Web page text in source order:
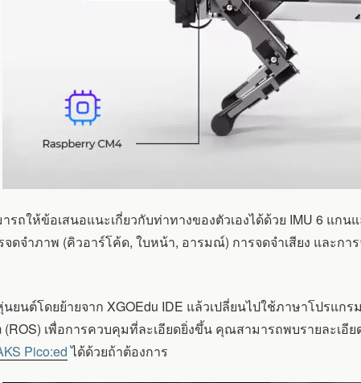
ถให้ข้อเสนอแนะเกี่ยวกับท่าทางของตัวเองได้ด้วย IMU 6 แก
ดจำภาพ (คิวอาร์โค้ด, ใบหน้า, อารมณ์) การจดจำเสียง และก
ยนต์โดยย้ายจาก XGOEdu IDE แล้วเปลี่ยนไปใช้ภาษาโปรแ
(ROS) เพื่อการควบคุมที่ละเอียดยิ่งขึ้น คุณสามารถพบรายละเอีย
Pico:edได้ด้วยถ้าต้องการ